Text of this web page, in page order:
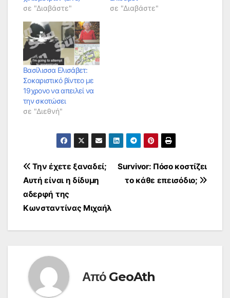
σε "Διαβάστε"
σε "Διαβάστε"
Βασίλισσα Ελισάβετ:
Σοκαριστικό βίντεο με
19χρονο να απειλεί να
την σκοτώσει
σε "Διεθνή"
Πλοήγηση
άρθρων
Survivor: Πόσο κοστίζει
το κάθε επεισόδιο;
Την έχετε ξαναδεί;
Αυτή είναι η δίδυμη
αδερφή της
Κωνσταντίνας Μιχαήλ
Από GeoAth